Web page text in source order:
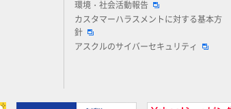
環境・社会活動報告
カスタマーハラスメントに対する基本方
針
アスクルのサイバーセキュリティ